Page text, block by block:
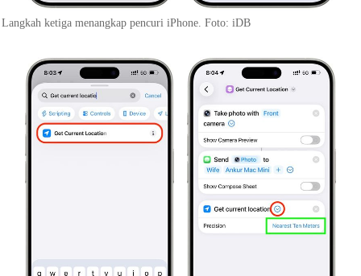
Langkah ketiga menangkap pencuri iPhone. Foto: iDB